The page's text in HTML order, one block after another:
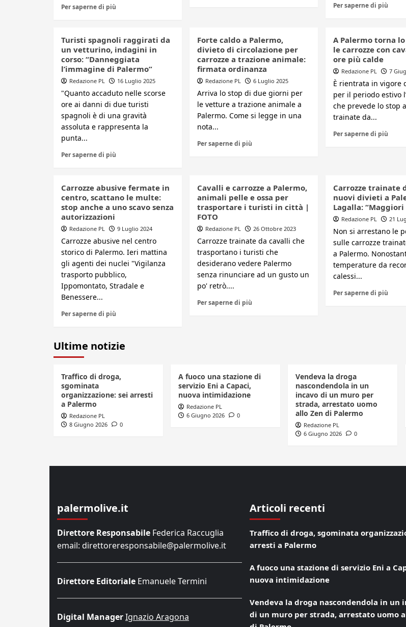
Per saperne di più Per saperne di più
Turisti spagnoli raggirati da
un vetturino, indagini in
corso: “Danneggiata
l’immagine di Palermo”
Redazione PL 16 Luglio 2025
"Quanto accaduto nelle scorse
ore ai danni di due turisti
spagnoli è di una gravità
assoluta e rappresenta la
punta...
Per saperne di più
Forte caldo a Palermo,
divieto di circolazione per
carrozze a trazione animale:
firmata ordinanza
Redazione PL 6 Luglio 2025
Arriva lo stop di due giorni per
le vetture a trazione animale a
Palermo. Come si legge in una
nota...
Per saperne di più
A Palermo torna
le carrozze con
ore più calde
Redazione PL 7
È rientrata in vigore
per il periodo estivo
che prevede lo stop
trainate da...
Per saperne di più
Carrozze abusive fermate in
centro, scattano le multe:
stop anche a uno scavo senza
autorizzazioni
Redazione PL 9 Luglio 2024
Carrozze abusive nel centro
storico di Palermo. Ieri mattina
gli agenti dei nuclei "Vigilanza
trasporto pubblico,
Ippomontato, Stradale e
Benessere...
Per saperne di più
Cavalli e carrozze a Palermo,
animali pelle e ossa per
trasportare i turisti in città |
FOTO
Redazione PL 26 Ottobre 2023
Carrozze trainate da cavalli che
trasportano i turisti che
desiderano vedere Palermo
senza rinunciare ad un gusto un
po' retrò....
Per saperne di più
Carrozze trainate
nuovi divieti a
Lagalla:
Redazione PL 21
Non si arrestano le
sulle carrozze
a Palermo.
temperature da
calessi...
Per saperne di più
Ultime notizie
Traffico di droga,
sgominata
organizzazione: sei arresti
a Palermo
Redazione PL
8 Giugno 2026
0
A fuoco una stazione di
servizio Eni a Capaci,
nuova intimidazione
Redazione PL
6 Giugno 2026
0
Vendeva la droga
nascondendola in un
incavo di un muro per
strada, arrestato uomo
allo Zen di Palermo
Redazione PL
6 Giugno 2026
0
palermolive.it
Direttore Responsabile Federica Raccuglia
email: direttoreresponsabile@palermolive.it
Direttore Editoriale Emanuele Termini
Digital ManagerIgnazio Aragona
Articoli recenti
Traffico di droga, sgominata
arresti a Palermo
A fuoco una stazione di servizio Eni a
nuova intimidazione
Vendeva la droga nascondendola in un
di un muro per strada, arrestato uomo